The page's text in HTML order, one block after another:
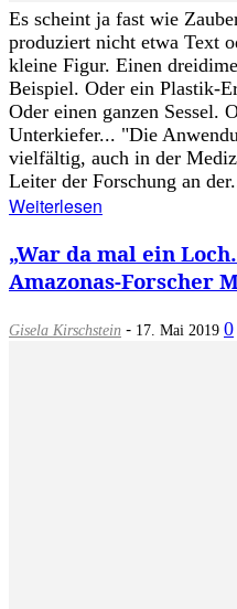
Es scheint ja fast wie
produziert nicht etwa Text
kleine Figur. Einen
Beispiel. Oder ein Plastik-
Oder einen ganzen Sessel.
Unterkiefer... "Die
vielfältig, auch in der
Leiter der Forschung an
Weiterlesen
„War da mal ein
Amazonas-Forscher
Gisela Kirschstein - 17. Mai 2019 0